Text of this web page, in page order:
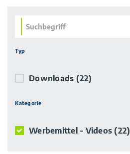
Typ
Downloads (22)
Kategorie
Werbemittel - Videos(22)